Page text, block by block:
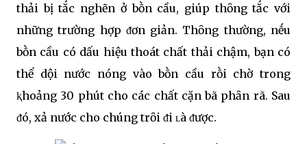
thải bị tắc nghẽn ở bṑn cầu, giúp thȏng tắc với
những trường hợp ᵭơn giản. Thȏng thường, nḗu
bṑn cầu có dấu hiệu thoát chất thải chậm, bạn có
thể dội nước nóng vào bṑn cầu rṑi chờ trong
ⱪhoảng 30 phút cho các chất cặn bã phȃn rã. Sau
ᵭó, xả nước cho chúng trȏi ᵭi ʟà ᵭược.